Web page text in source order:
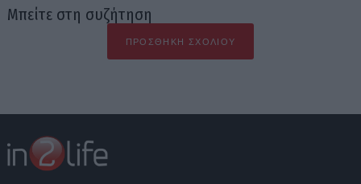
Μπείτε στη συζήτηση
ΠΡΟΣΘΉΚΗ ΣΧΟΛΊΟΥ